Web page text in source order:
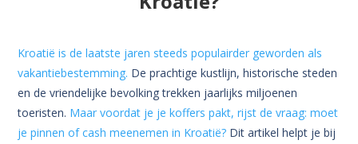
Kroatië is de laatste jaren steeds populairder geworden als
vakantiebestemming. De prachtige kustlijn, historische steden
en de vriendelijke bevolking trekken jaarlijks miljoenen
toeristen. Maar voordat je je koffers pakt, rijst de vraag: moet
je pinnen of cash meenemen in Kroatië? Dit artikel helpt je bij